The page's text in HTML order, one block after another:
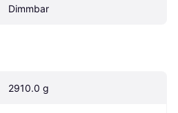
Dimmbar
2910.0 g